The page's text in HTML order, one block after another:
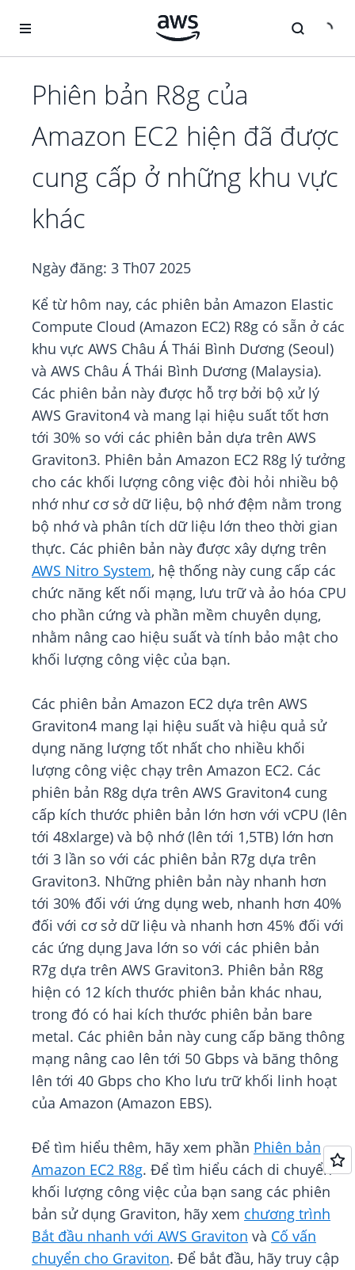
Phiên bản R8g của
Amazon EC2 hiện đã được
cung cấp ở những khu vực
khác
Ngày đăng: 3 Th07 2025
Kể từ hôm nay, các phiên bản Amazon Elastic
Compute Cloud (Amazon EC2) R8g có sẵn ở các
khu vực AWS Châu Á Thái Bình Dương (Seoul)
và AWS Châu Á Thái Bình Dương (Malaysia).
Các phiên bản này được hỗ trợ bởi bộ xử lý
AWS Graviton4 và mang lại hiệu suất tốt hơn
tới 30% so với các phiên bản dựa trên AWS
Graviton3. Phiên bản Amazon EC2 R8g lý tưởng
cho các khối lượng công việc đòi hỏi nhiều bộ
nhớ như cơ sở dữ liệu, bộ nhớ đệm nằm trong
bộ nhớ và phân tích dữ liệu lớn theo thời gian
thực. Các phiên bản này được xây dựng trên
AWS Nitro System, hệ thống này cung cấp các
chức năng kết nối mạng, lưu trữ và ảo hóa CPU
cho phần cứng và phần mềm chuyên dụng,
nhằm nâng cao hiệu suất và tính bảo mật cho
khối lượng công việc của bạn.
Các phiên bản Amazon EC2 dựa trên AWS
Graviton4 mang lại hiệu suất và hiệu quả sử
dụng năng lượng tốt nhất cho nhiều khối
lượng công việc chạy trên Amazon EC2. Các
phiên bản R8g dựa trên AWS Graviton4 cung
cấp kích thước phiên bản lớn hơn với vCPU (lên
tới 48xlarge) và bộ nhớ (lên tới 1,5TB) lớn hơn
tới 3 lần so với các phiên bản R7g dựa trên
Graviton3. Những phiên bản này nhanh hơn
tới 30% đối với ứng dụng web, nhanh hơn 40%
đối với cơ sở dữ liệu và nhanh hơn 45% đối với
các ứng dụng Java lớn so với các phiên bản
R7g dựa trên AWS Graviton3. Phiên bản R8g
hiện có 12 kích thước phiên bản khác nhau,
trong đó có hai kích thước phiên bản bare
metal. Các phiên bản này cung cấp băng thông
mạng nâng cao lên tới 50 Gbps và băng thông
lên tới 40 Gbps cho Kho lưu trữ khối linh hoạt
của Amazon (Amazon EBS).
Để tìm hiểu thêm, hãy xem phần Phiên bản
Amazon EC2 R8g. Để tìm hiểu cách di chuyển
khối lượng công việc của bạn sang các phiên
bản sử dụng Graviton, hãy xem chương trình
Bắt đầu nhanh với AWS Graviton và Cố vấn
chuyển cho Graviton. Để bắt đầu, hãy truy cập